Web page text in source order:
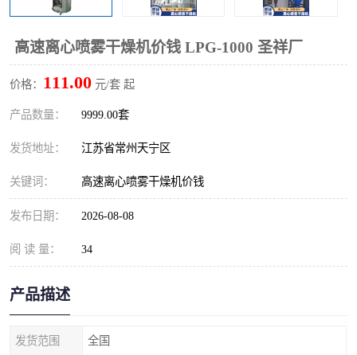
高速离心喷雾干燥机价钱 LPG-1000 圣祥厂
价格： 111.00 元/套 起
产品数量： 9999.00套
发货地址： 江苏省常州天宁区
关键词： 高速离心喷雾干燥机价钱
发布日期： 2026-08-08
阅 读 量： 34
产品描述
发货范围 全国